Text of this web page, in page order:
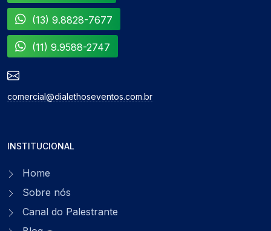
(13) 9.8828-7677
(11) 9.9588-2747
comercial@dialethoseventos.com.br
INSTITUCIONAL
Home
Sobre nós
Canal do Palestrante